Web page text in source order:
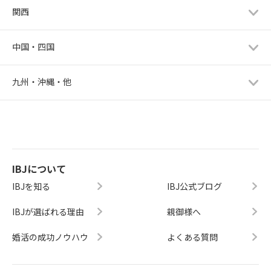
関西
中国・四国
九州・沖縄・他
IBJについて
IBJを知る
IBJが選ばれる理由
婚活の成功ノウハウ
IBJ公式ブログ
親御様へ
よくある質問